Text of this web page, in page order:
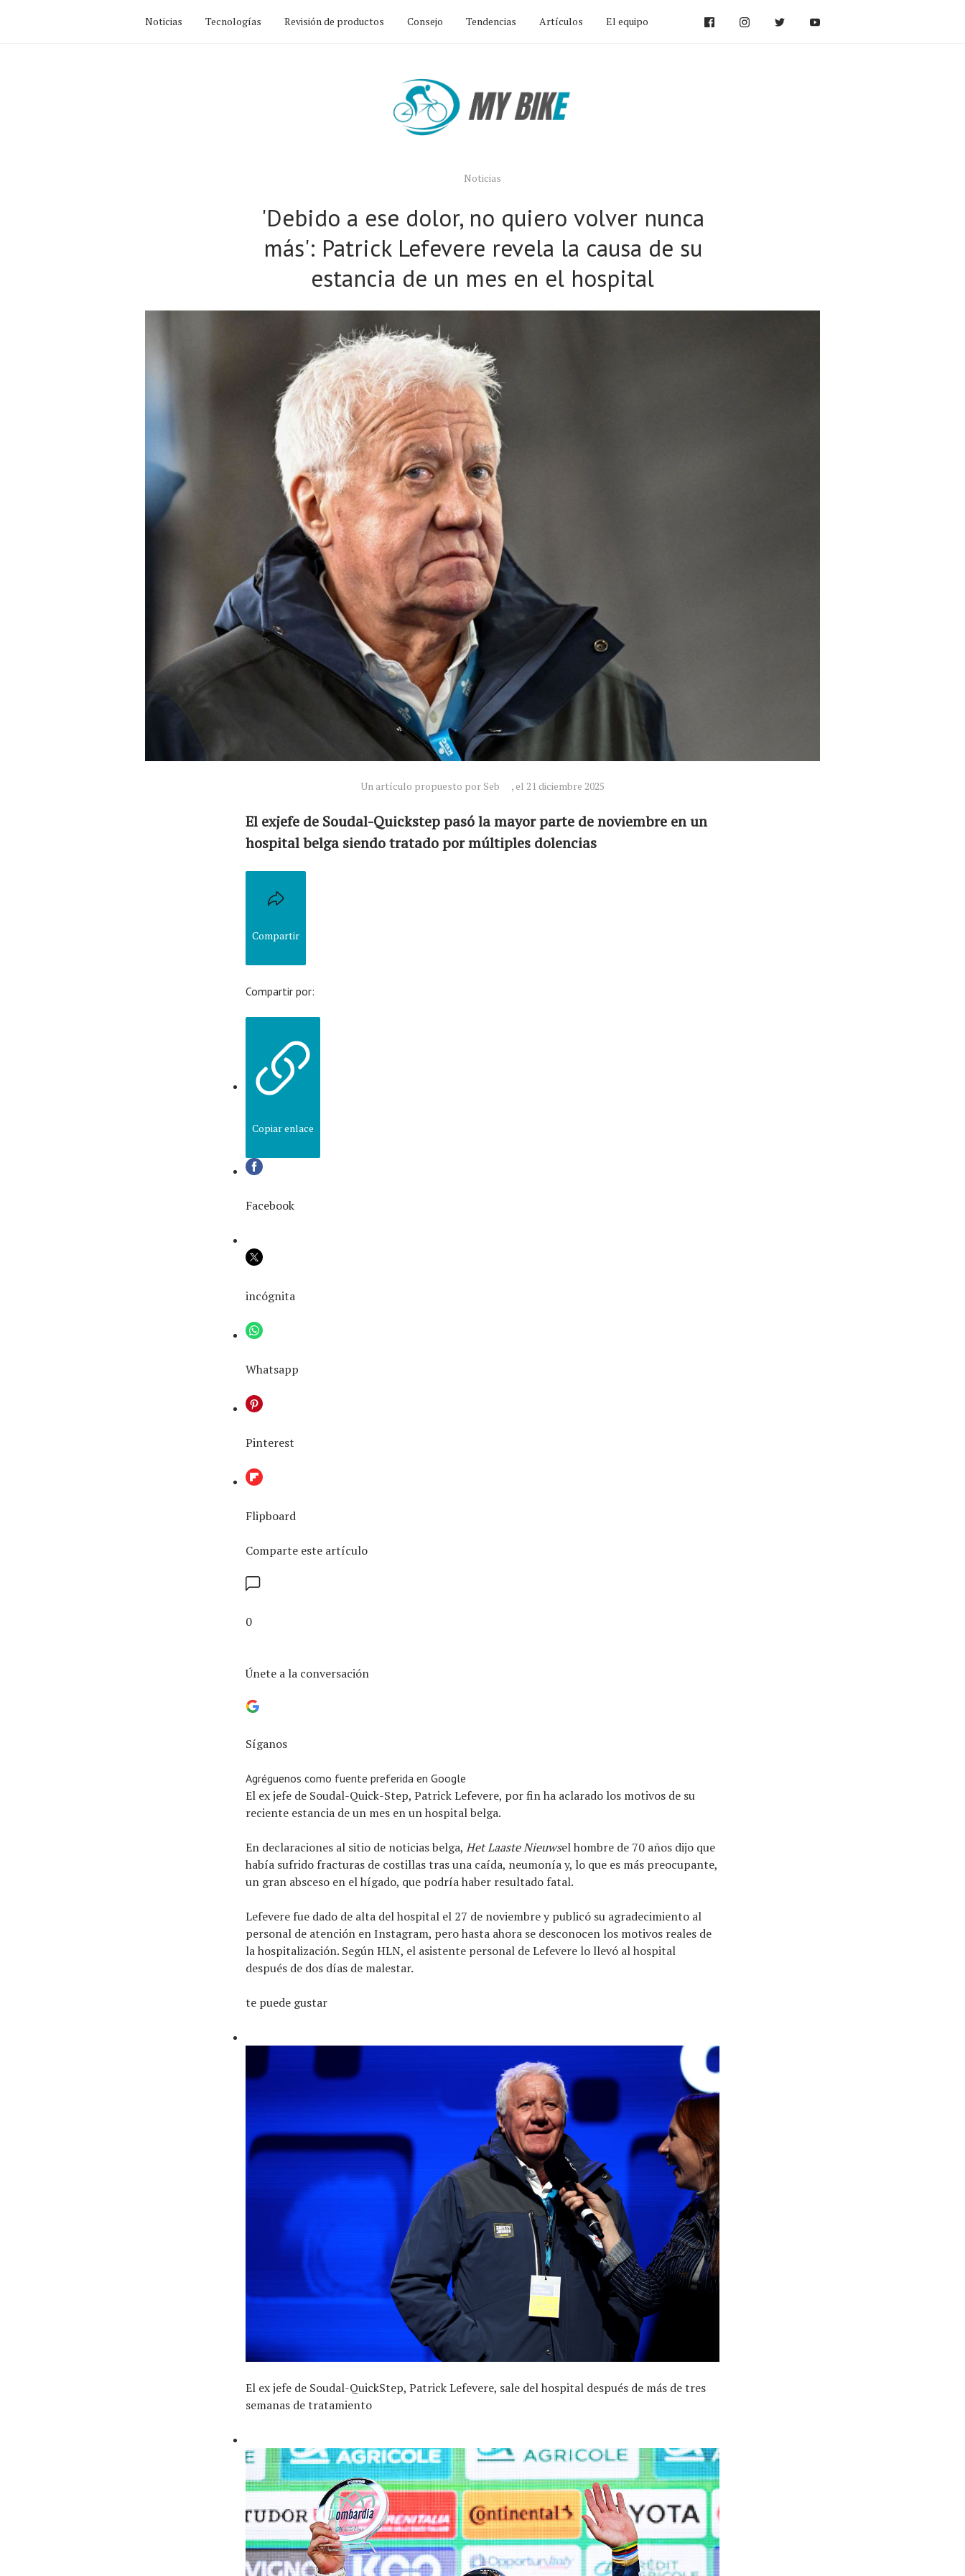
Noticias Tecnologías Revisión de productos Consejo Tendencias Artículos El equipo
Noticias
'Debido a ese dolor, no quiero volver nunca
más': Patrick Lefevere revela la causa de su
estancia de un mes en el hospital
Un artículo propuesto por Seb , el 21 diciembre 2025
El exjefe de Soudal-Quickstep pasó la mayor parte de noviembre en un
hospital belga siendo tratado por múltiples dolencias
Compartir
Compartir por:
Copiar enlace
Facebook
incógnita
Whatsapp
Pinterest
Flipboard
Comparte este artículo
0
Únete a la conversación
Síganos
Agréguenos como fuente preferida en Google
El ex jefe de Soudal-Quick-Step, Patrick Lefevere, por fin ha aclarado los motivos de su
reciente estancia de un mes en un hospital belga.
En declaraciones al sitio de noticias belga, Het Laaste Nieuwsel hombre de 70 años dijo que
había sufrido fracturas de costillas tras una caída, neumonía y, lo que es más preocupante,
un gran absceso en el hígado, que podría haber resultado fatal.
Lefevere fue dado de alta del hospital el 27 de noviembre y publicó su agradecimiento al
personal de atención en Instagram, pero hasta ahora se desconocen los motivos reales de
la hospitalización. Según HLN, el asistente personal de Lefevere lo llevó al hospital
después de dos días de malestar.
te puede gustar
El ex jefe de Soudal-QuickStep, Patrick Lefevere, sale del hospital después de más de tres
semanas de tratamiento